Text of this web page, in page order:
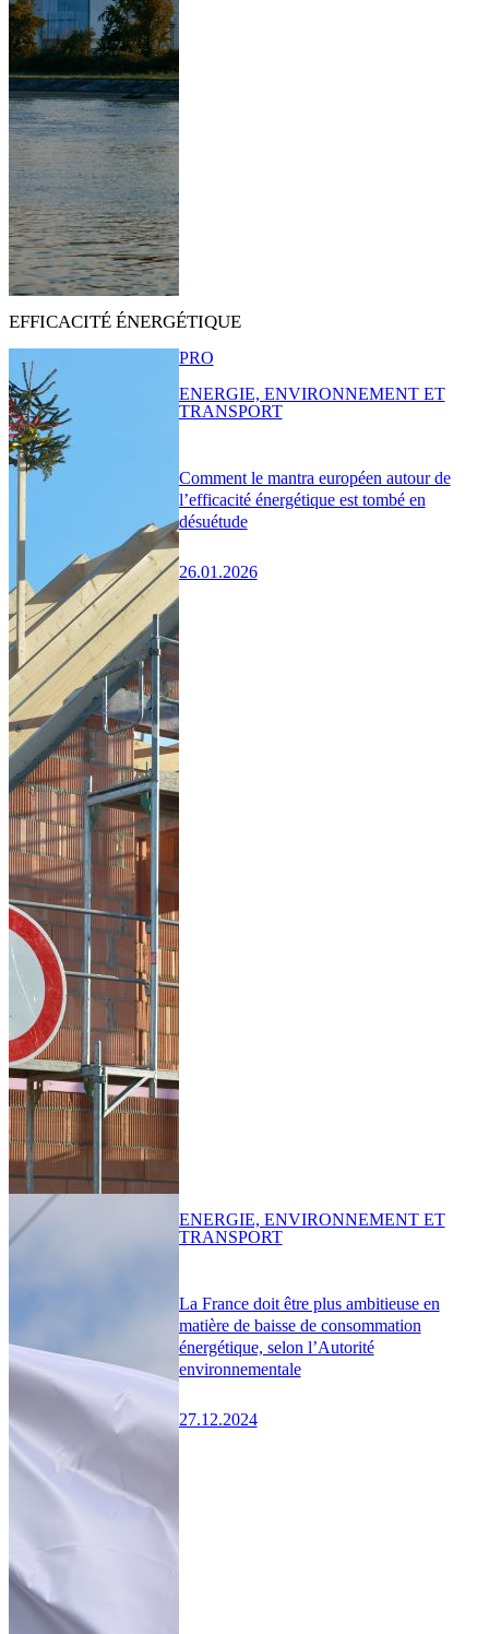
EFFICACITÉ ÉNERGÉTIQUE
Comment le mantra européen autour de
l’efficacité énergétique est tombé en
désuétude
26.01.2026
PRO
ENERGIE, ENVIRONNEMENT ET
TRANSPORT
La France doit être plus ambitieuse en
matière de baisse de consommation
énergétique, selon l’Autorité
environnementale
27.12.2024
ENERGIE, ENVIRONNEMENT ET
TRANSPORT